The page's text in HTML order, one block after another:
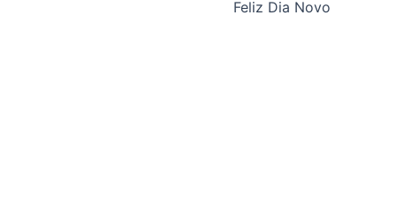
Feliz Dia Novo